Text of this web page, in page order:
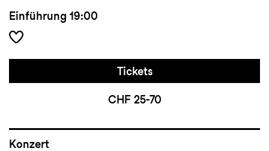
Einführung 19:00
Tickets
CHF 25-70
Konzert